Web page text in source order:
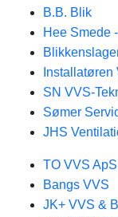
B.B. Blik
Hee Smede
Installatøren
SN VVS-
Sømer
JHS
TO VVS ApS
Bangs VVS
JK+ VVS &